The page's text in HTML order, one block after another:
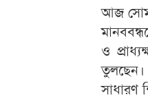
আজ
ও
সাধারণ